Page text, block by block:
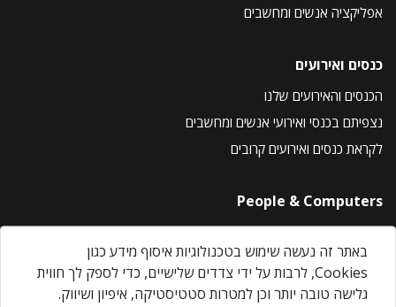
אפליקציה אנשים ומחשבים
כנסים ואירועים
הכנסים והאירועים שלנו
נצפיתם בכנסי ואירועי אנשים ומחשבים
לקראת כנסים ואירועים קרובים
People & Computers
About Us
Privacy Policy
Contact Us
באתר זה נעשה שימוש בטכנולוגיות איסוף מידע כגון
Cookies, לרבות על ידי צדדים שלישיים, כדי לספק לך חווית
גלישה טובה יותר וכן למטרות סטטיסטיקה, איפיון ושיווק.